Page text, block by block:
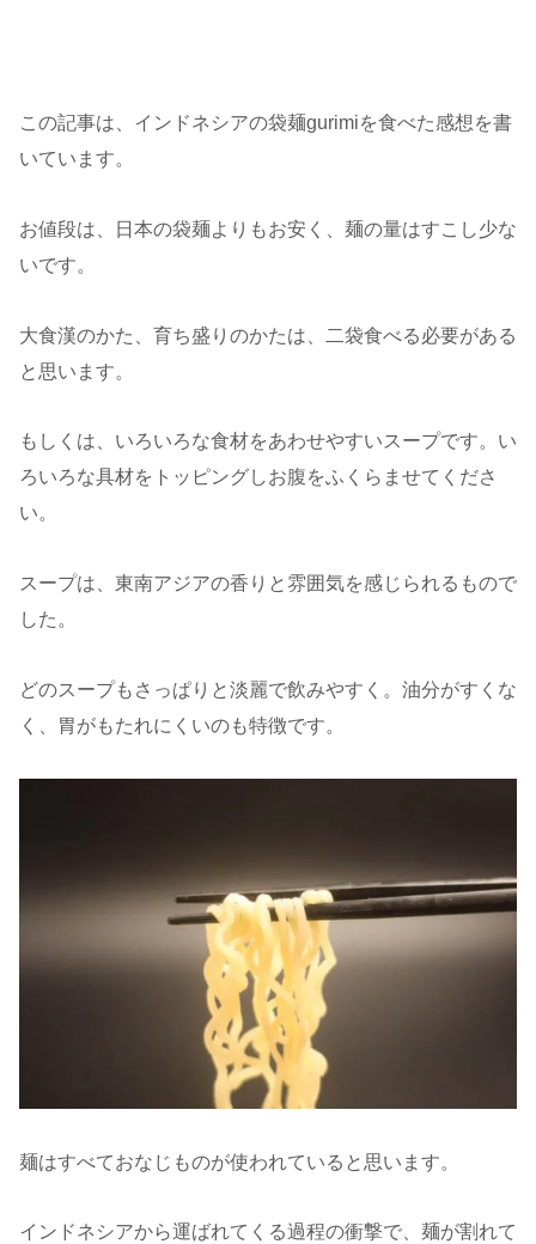
この記事は、インドネシアの袋麺gurimiを食べた感想を書
いています。
お値段は、日本の袋麺よりもお安く、麺の量はすこし少な
いです。
大食漢のかた、育ち盛りのかたは、二袋食べる必要がある
と思います。
もしくは、いろいろな食材をあわせやすいスープです。い
ろいろな具材をトッピングしお腹をふくらませてくださ
い。
スープは、東南アジアの香りと雰囲気を感じられるもので
した。
どのスープもさっぱりと淡麗で飲みやすく。油分がすくな
く、胃がもたれにくいのも特徴です。
麺はすべておなじものが使われていると思います。
インドネシアから運ばれてくる過程の衝撃で、麺が割れて